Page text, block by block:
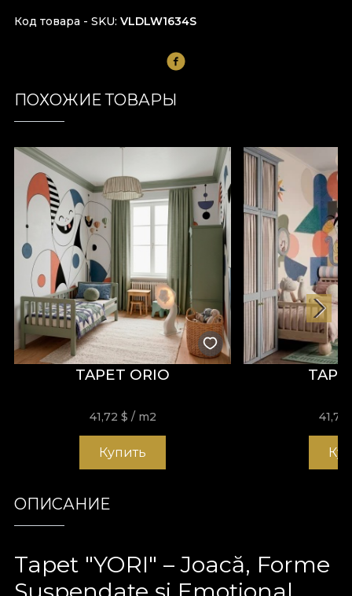
Код товара - SKU VLDLW1634S
ПОХОЖИЕ ТОВАРЫ
TAPET ORIO
41,72 $ / m2
Купить
41,72
ОПИСАНИЕ
Tapet "YORI" – Joacă, Forme